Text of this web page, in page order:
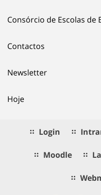
Consórcio de Escolas de
Contactos
Newsletter
Hoje
Login
Moodle